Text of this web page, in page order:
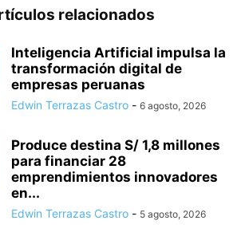
relacionados
Inteligencia Artificial impulsa la
transformación digital de
empresas peruanas
Edwin Terrazas Castro - 6 agosto, 2026
Produce destina S/ 1,8 millones
para financiar 28
emprendimientos innovadores
en...
Edwin Terrazas Castro - 5 agosto, 2026